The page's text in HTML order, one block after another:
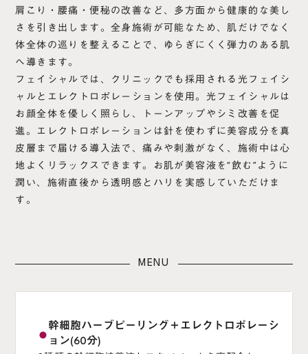
肩こり・腰痛・便秘の改善など、多方面から健康的な美し
さを引き出します。全身施術が可能なため、肌だけでなく
体全体の巡りを整えることで、ゆらぎにくく弾力のある肌
へ導きます。
フェイシャルでは、クリニックでも採用される光フェイシ
ャルとエレクトロポレーションを使用。光フェイシャルは
お顔全体を優しく照らし、トーンアップやシミ改善を促
進。エレクトロポレーションは針を使わずに美容成分を真
皮層まで届ける導入法で、痛みや刺激がなく、施術中は心
地よくリラックスできます。お肌が美容液を“飲む”ように
潤い、施術直後から透明感とハリを実感していただけま
す。
MENU
fiber_manual_record
幹細胞ハーブピーリング＋エレクトロポレーシ
ョン(60分)